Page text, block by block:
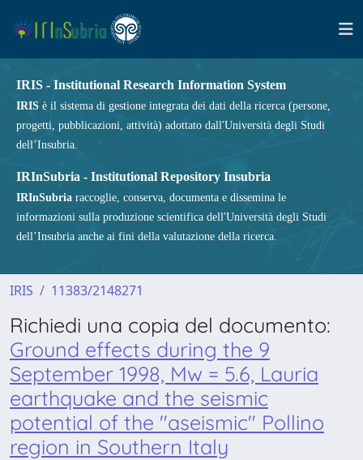
IRIS - Institutional Research Information System
IRIS è il sistema di gestione integrata dei dati della ricerca (persone,
progetti, pubblicazioni, attività) adottato dall'Università degli Studi
dell’Insubria.
IRInSubria - Institutional Repository Insubria
IRInSubria raccoglie, conserva, documenta e dissemina le
informazioni sulla produzione scientifica dell'Università degli Studi
dell’Insubria anche ai fini della valutazione della ricerca.
IRIS 11383/2148271
Richiedi una copia del documento:
Ground effects during the 9
September 1998, Mw = 5.6, Lauria
earthquake and the seismic
potential of the "aseismic" Pollino
region in Southern Italy